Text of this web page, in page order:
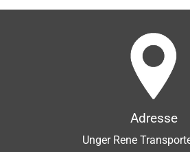
Adresse
Unger Rene